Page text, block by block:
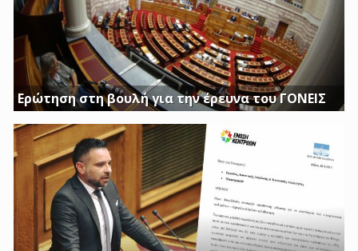
Ερώτηση στη βουλή για την έρευνα του ΓΟΝΕΙΣ
Διασφαλίστε το δημόσιο συμφέρον με πλήρη διαφάνεια